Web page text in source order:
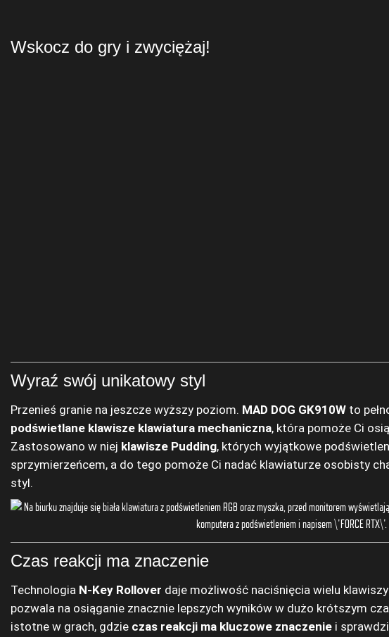
Wskocz do gry i zwyciężaj!
Wyraź swój unikatowy styl
Przenieś granie na jeszcze wyższy poziom. MAD DOG GK910W to
podświetlane klawisze klawiatura mechaniczna, która pomoże Ci
Zastosowano w niej klawisze Pudding, których wyjątkowe
sprzymierzeńcem, a do tego pomoże Ci nadać klawiaturze osobisty
styl.
Czas reakcji ma znaczenie
Technologia N-Key Rollover daje możliwość naciśnięcia wielu
pozwala na osiąganie znacznie lepszych wyników w dużo krótszym
istotne w grach, gdzie czas reakcji ma kluczowe znaczenie i